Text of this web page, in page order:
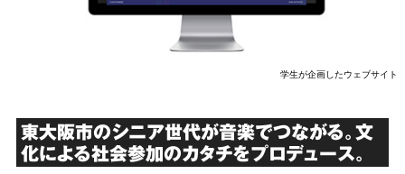
学生が企画したウェブサイト
東大阪市のシニア世代が音楽でつながる。文
化による社会参加のカタチをプロデュース。